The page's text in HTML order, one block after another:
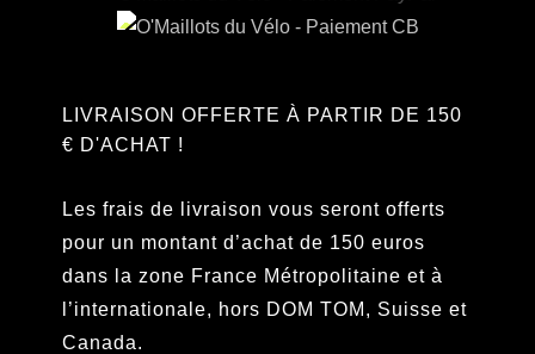
LIVRAISON OFFERTE À PARTIR DE 150
€ D'ACHAT !
Les frais de livraison vous seront offerts
pour un montant d’achat de 150 euros
dans la zone France Métropolitaine et à
l’internationale, hors DOM TOM, Suisse et
Canada.